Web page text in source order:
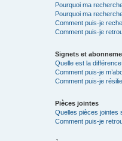
Pourquoi ma
Pourquoi ma
Comment puis-je
Comment puis-je
Signets et
Quelle est la
Comment puis-je
Comment puis-je
Pièces jointes
Quelles pièces jointes
Comment puis-je